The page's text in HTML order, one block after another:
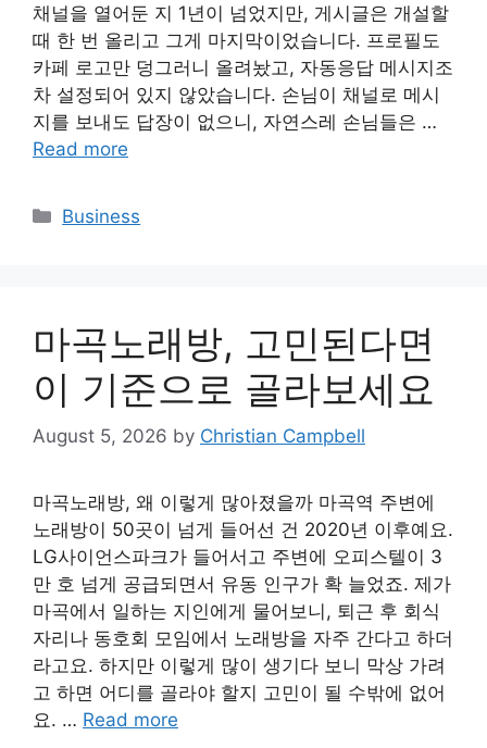
채널을 열어둔 지 1년이 넘었지만, 게시글은 개설할
때 한 번 올리고 그게 마지막이었습니다. 프로필도
카페 로고만 덩그러니 올려놨고, 자동응답 메시지조
차 설정되어 있지 않았습니다. 손님이 채널로 메시
지를 보내도 답장이 없으니, 자연스레 손님들은 …
Read more
Categories
Business
마곡노래방, 고민된다면
이 기준으로 골라보세요
August 5, 2026 by Christian Campbell
마곡노래방, 왜 이렇게 많아졌을까 마곡역 주변에
노래방이 50곳이 넘게 들어선 건 2020년 이후예요.
LG사이언스파크가 들어서고 주변에 오피스텔이 3
만 호 넘게 공급되면서 유동 인구가 확 늘었죠. 제가
마곡에서 일하는 지인에게 물어보니, 퇴근 후 회식
자리나 동호회 모임에서 노래방을 자주 간다고 하더
라고요. 하지만 이렇게 많이 생기다 보니 막상 가려
고 하면 어디를 골라야 할지 고민이 될 수밖에 없어
요. … Read more